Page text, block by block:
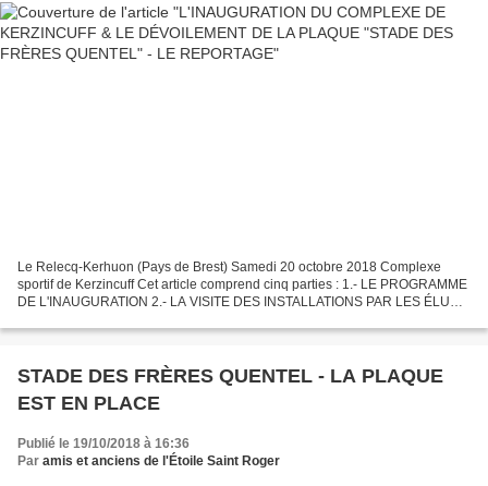
Le Relecq-Kerhuon (Pays de Brest) Samedi 20 octobre 2018 Complexe
sportif de Kerzincuff Cet article comprend cinq parties : 1.- LE PROGRAMME
DE L'INAUGURATION 2.- LA VISITE DES INSTALLATIONS PAR LES ÉLUS
STADE DES FRÈRES QUENTEL - LA PLAQUE
EST EN PLACE
Publié le 19/10/2018 à 16:36
Par amis et anciens de l'Étoile Saint Roger